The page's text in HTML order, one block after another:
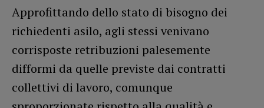
Approfittando dello stato di bisogno dei
richiedenti asilo, agli stessi venivano
corrisposte retribuzioni palesemente
difformi da quelle previste dai contratti
collettivi di lavoro, comunque